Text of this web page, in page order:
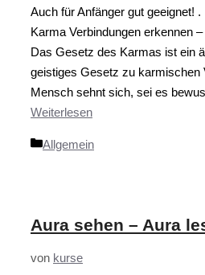
Auch für Anfänger gut geeignet!
Karma Verbindungen erkennen
Das Gesetz des Karmas ist ein
geistiges Gesetz zu karmischen
Mensch sehnt sich, sei es
Weiterlesen
Kategorien
Allgemein
Aura sehen – Aura
von kurse